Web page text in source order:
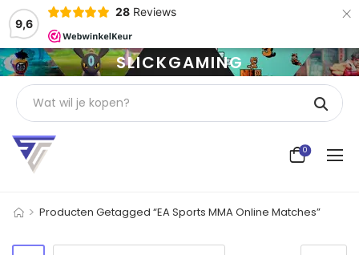
9,6
28 Reviews ×
SLICKGAMING
0
> Producten Getagged “EA Sports MMA Online Matches”